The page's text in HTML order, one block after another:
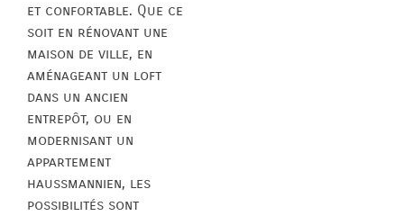
et confortable. Que ce
soit en rénovant une
maison de ville, en
aménageant un loft
dans un ancien
entrepôt, ou en
modernisant un
appartement
haussmannien, les
possibilités sont